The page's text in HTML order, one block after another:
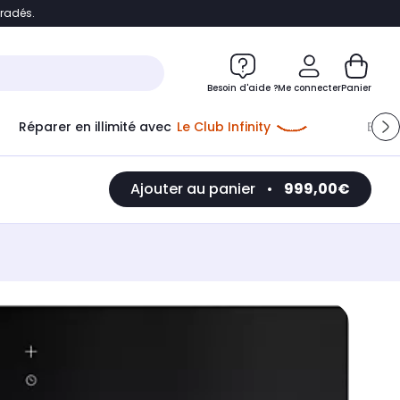
Accéder directement au chatbot
Besoin d'aide ?Me connecterPanier
Réparer en illimité avec Le Club Infinity
Ajouter au panier • 999,00€